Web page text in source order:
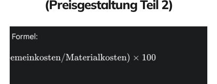
(Preisgestaltung Teil 2)